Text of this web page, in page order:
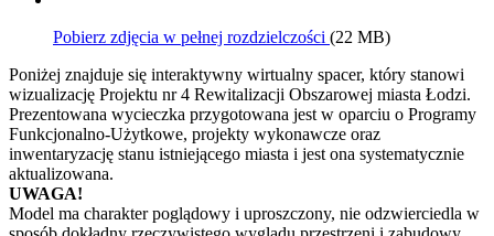
Pobierz zdjęcia w pełnej rozdzielczości (22 MB)
Poniżej znajduje się interaktywny wirtualny spacer, który stanowi
wizualizację Projektu nr 4 Rewitalizacji Obszarowej miasta Łodzi.
Prezentowana wycieczka przygotowana jest w oparciu o Programy
Funkcjonalno-Użytkowe, projekty wykonawcze oraz
inwentaryzację stanu istniejącego miasta i jest ona systematycznie
aktualizowana.
UWAGA!
Model ma charakter poglądowy i uproszczony, nie odzwierciedla w